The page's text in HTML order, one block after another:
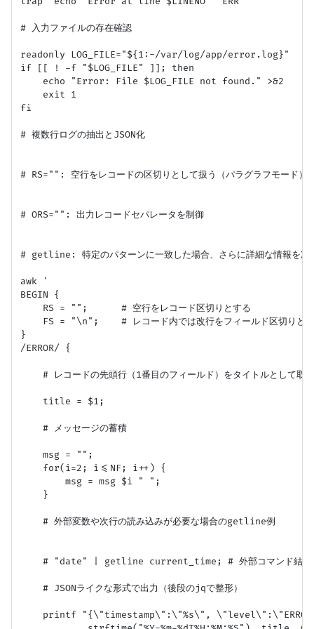
# 入力ファイルの存在確認
readonly LOG_FILE="${1:-/var/log/app/error.log}"
if [[ ! -f "$LOG_FILE" ]]; then
    echo "Error: File $LOG_FILE not found." >&2
    exit 1
fi
# 複数行ログの抽出とJSON化
# RS="": 空行をレコードの区切りとして扱う（パラグラフモード）
# ORS="": 出力レコードセパレータを制御
# getline: 特定のパターンに一致した場合、さらに詳細な情報を次
awk '
BEGIN {
    RS = "";      # 空行をレコード区切りとする
FS = "\n";    # レコード内では改行をフィールド区切りと
}
/ERROR/ {
    # レコードの先頭行（1番目のフィールド）をタイトルとして取得
    title = $1;
    # メッセージの蓄積
    msg = "";
    for(i=2; i<=NF; i++) {
        msg = msg $i " ";
    }
    # 外部変数や次行の読み込みが必要な場合のgetline例
# "date" | getline current_time; # 外部コマンド結果
    # JSONライクな形式で出力（後段のjqで整形）
printf "{\"timestamp\":\"%s\",